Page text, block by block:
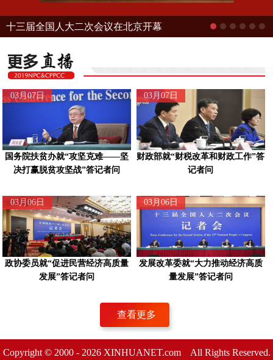
十三届全国人大二次会议在北京开幕
03月07日
国务院扶贫办就“攻坚克难——坚
决打赢脱贫攻坚战”答记者问
03月07日
财政部就“财税改革和财政工作”答
记者问
03月06日
政协委员就“促进民营经济高质量
发展”答记者问
03月06日
发展改革委就“大力推动经济高质
量发展”答记者问
查看更多
Copyright © 2000 - 2026 XINHUANET.com All Rights Reserved.